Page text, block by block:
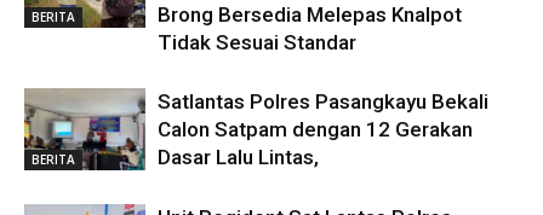
BERITA
Brong Bersedia Melepas Knalpot
Tidak Sesuai Standar
BERITA
Satlantas Polres Pasangkayu Bekali
Calon Satpam dengan 12 Gerakan
Dasar Lalu Lintas,